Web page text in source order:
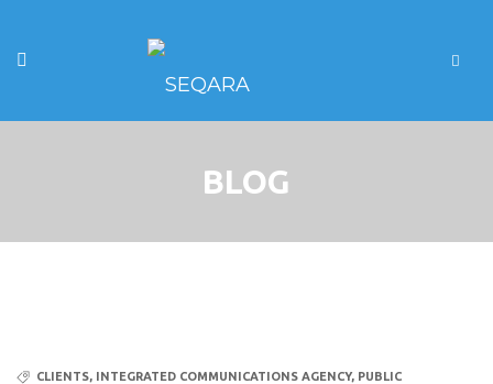
BLOG
CLIENTS, INTEGRATED COMMUNICATIONS AGENCY, PUBLIC